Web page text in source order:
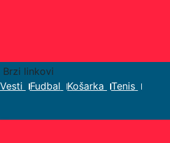
Brzi linkovi
Vesti
Fudbal Košarka Tenis